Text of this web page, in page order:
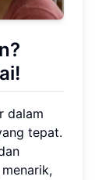
dalam
tepat.